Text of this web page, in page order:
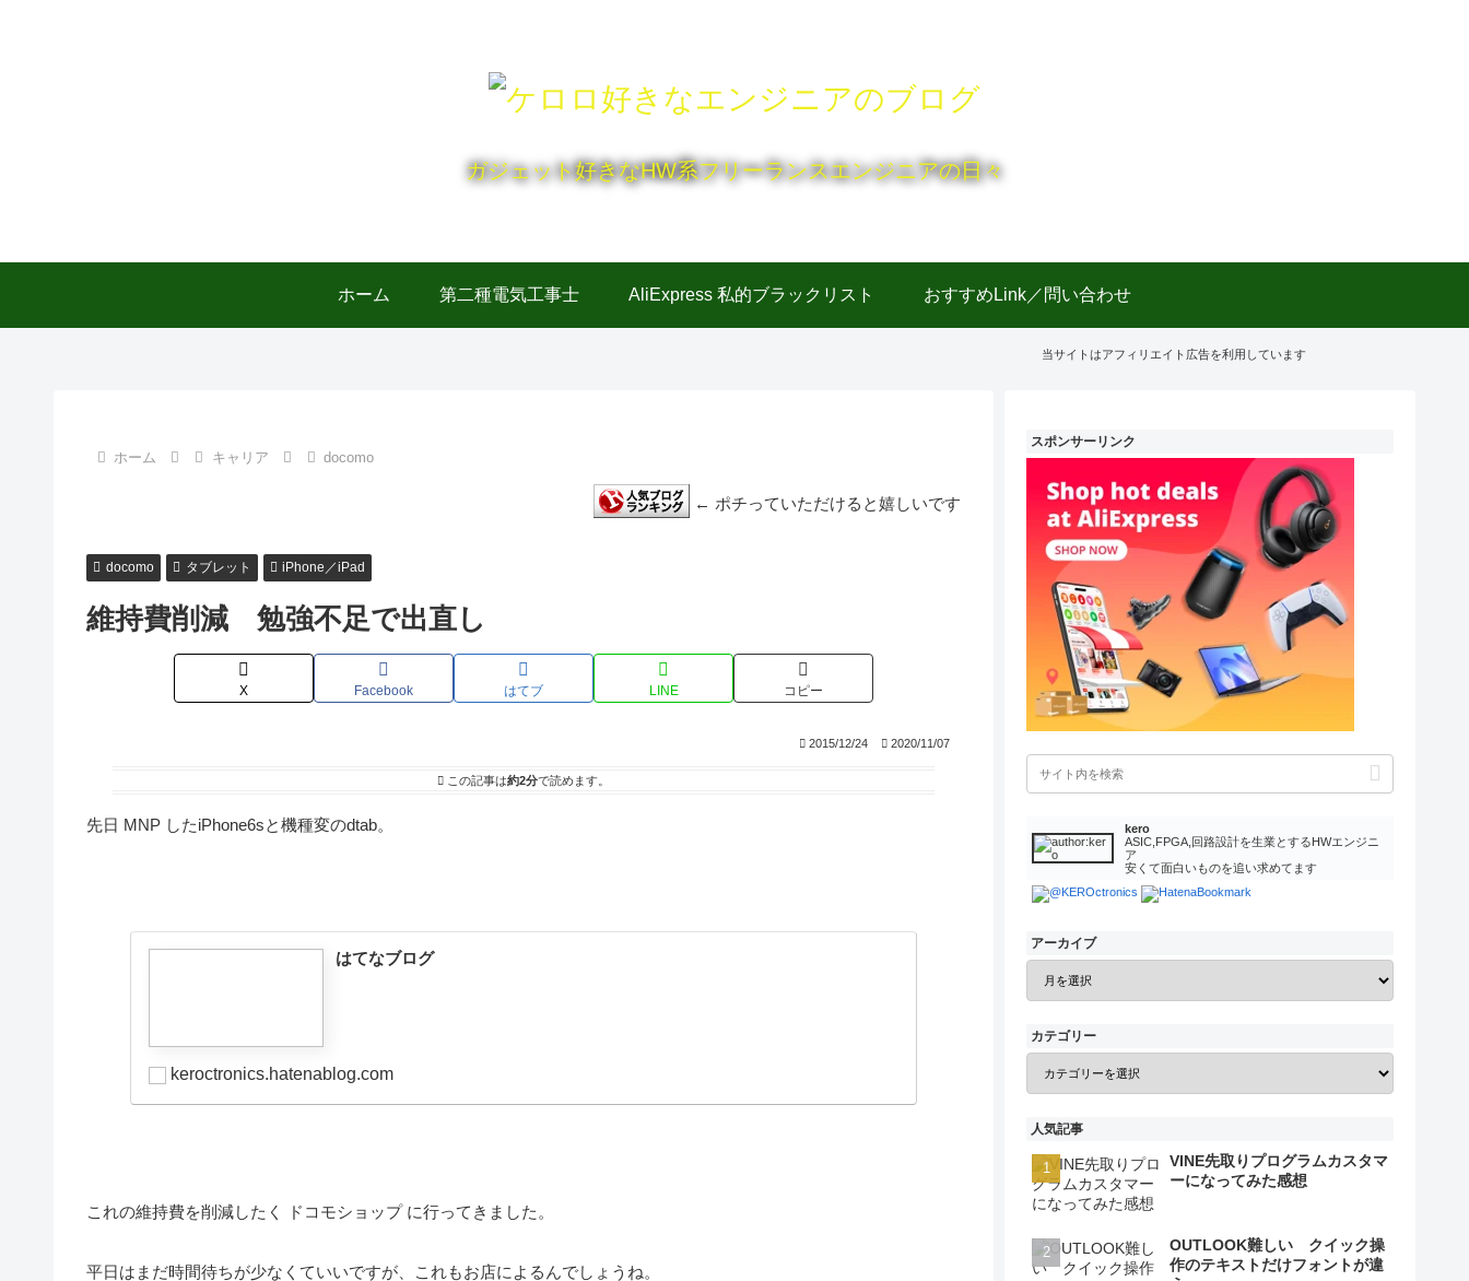
ガジェット好きなHW系フリーランスエンジニアの日々
ホーム 第二種電気工事士 AliExpress 私的ブラックリスト おすすめLink／問い合わせ
当サイトはアフィリエイト広告を利用しています
ホーム キャリア docomo
← ポチっていただけると嬉しいです
docomo タブレット iPhone／iPad
維持費削減 勉強不足で出直し
X Facebook はてブ LINE コピー
2015/12/24 2020/11/07
この記事は約2分で読めます。
先日 MNP したiPhone6sと機種変のdtab。
はてなブログ
keroctronics.hatenablog.com
これの維持費を削減したく ドコモショップ に行ってきました。
平日はまだ時間待ちが少なくていいですが、これもお店によるんでしょうね。
スポンサーリンク
kero
ASIC,FPGA,回路設計を生業とするHWエンジニ
ア
安くて面白いものを追い求めてます
アーカイブ
カテゴリー
人気記事
VINE先取りプログラムカスタマ
ーになってみた感想
OUTLOOK難しい クイック操
作のテキストだけフォントが違